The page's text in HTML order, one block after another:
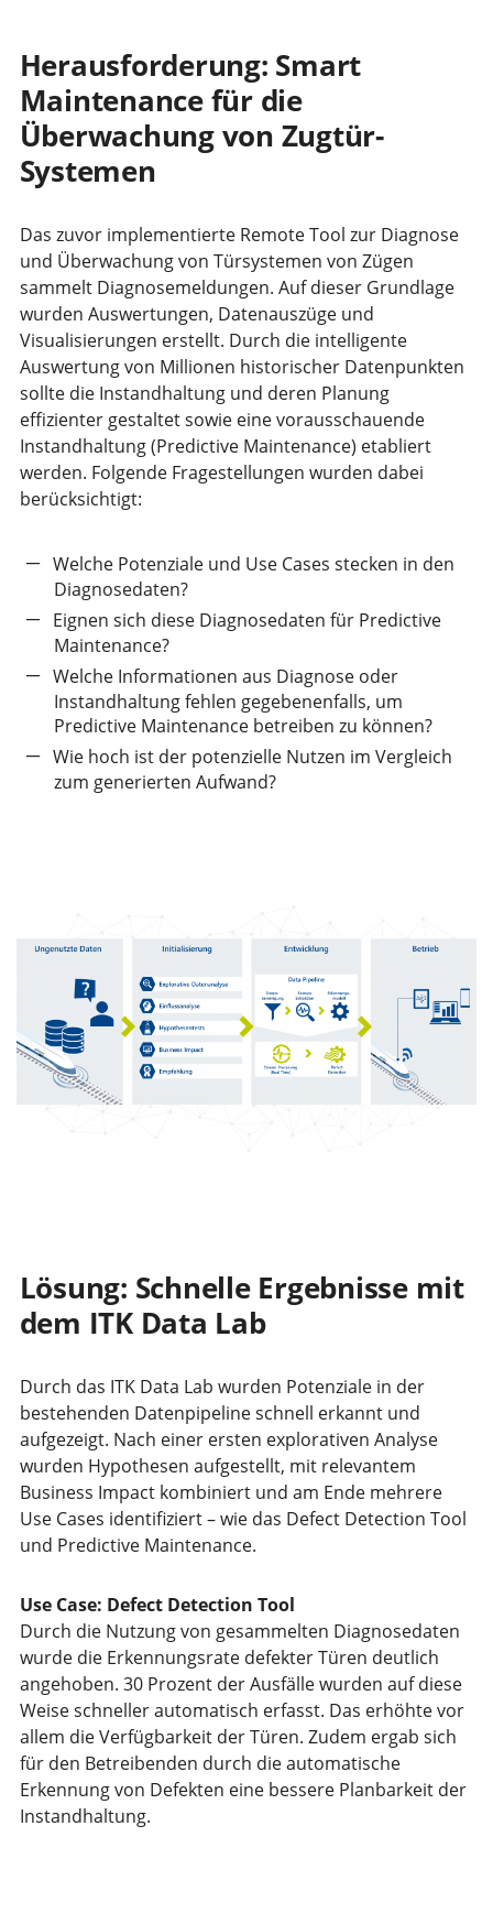
Herausforderung: Smart
Maintenance für die
Überwachung von Zugtür-
Systemen
Das zuvor implementierte Remote Tool zur Diagnose
und Überwachung von Türsystemen von Zügen
sammelt Diagnosemeldungen. Auf dieser Grundlage
wurden Auswertungen, Datenauszüge und
Visualisierungen erstellt. Durch die intelligente
Auswertung von Millionen historischer Datenpunkten
sollte die Instandhaltung und deren Planung
effizienter gestaltet sowie eine vorausschauende
Instandhaltung (Predictive Maintenance) etabliert
werden. Folgende Fragestellungen wurden dabei
berücksichtigt:
Welche Potenziale und Use Cases stecken in den
Diagnosedaten?
Eignen sich diese Diagnosedaten für Predictive
Maintenance?
Welche Informationen aus Diagnose oder
Instandhaltung fehlen gegebenenfalls, um
Predictive Maintenance betreiben zu können?
Wie hoch ist der potenzielle Nutzen im Vergleich
zum generierten Aufwand?
Lösung: Schnelle Ergebnisse mit
dem ITK Data Lab
Durch das ITK Data Lab wurden Potenziale in der
bestehenden Datenpipeline schnell erkannt und
aufgezeigt. Nach einer ersten explorativen Analyse
wurden Hypothesen aufgestellt, mit relevantem
Business Impact kombiniert und am Ende mehrere
Use Cases identifiziert – wie das Defect Detection Tool
und Predictive Maintenance.
Use Case: Defect Detection Tool
Durch die Nutzung von gesammelten Diagnosedaten
wurde die Erkennungsrate defekter Türen deutlich
angehoben. 30 Prozent der Ausfälle wurden auf diese
Weise schneller automatisch erfasst. Das erhöhte vor
allem die Verfügbarkeit der Türen. Zudem ergab sich
für den Betreibenden durch die automatische
Erkennung von Defekten eine bessere Planbarkeit der
Instandhaltung.